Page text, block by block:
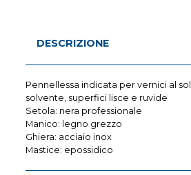
DESCRIZIONE
Pennellessa indicata per vernici al
solvente, superfici lisce e ruvide
Setola: nera professionale
Manico: legno grezzo
Ghiera: acciaio inox
Mastice: epossidico